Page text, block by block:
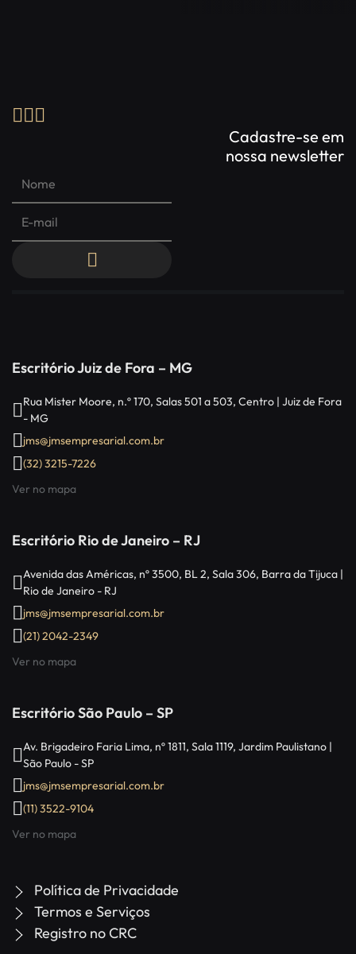
Cadastre-se em
nossa newsletter
Escritório Juiz de Fora – MG
Rua Mister Moore, n.º 170, Salas 501 a 503, Centro | Juiz de Fora
- MG
jms@jmsempresarial.com.br
(32) 3215-7226
Ver no mapa
Escritório Rio de Janeiro – RJ
Avenida das Américas, nº 3500, BL 2, Sala 306, Barra da Tijuca |
Rio de Janeiro - RJ
jms@jmsempresarial.com.br
(21) 2042-2349
Ver no mapa
Escritório São Paulo – SP
Av. Brigadeiro Faria Lima, nº 1811, Sala 1119, Jardim Paulistano |
São Paulo - SP
jms@jmsempresarial.com.br
(11) 3522-9104
Ver no mapa
Política de Privacidade
Termos e Serviços
Registro no CRC